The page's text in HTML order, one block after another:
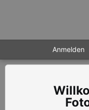
Anmelden